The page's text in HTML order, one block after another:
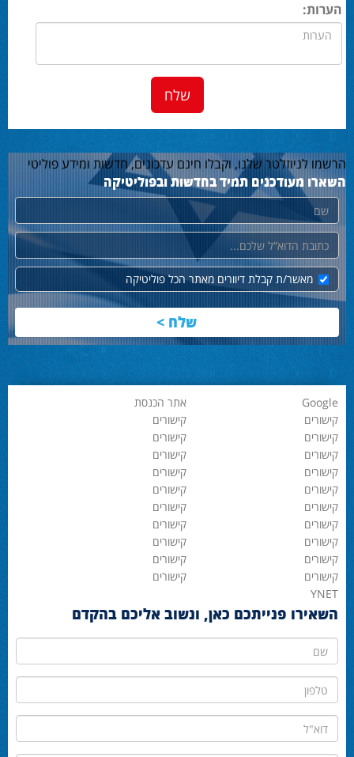
הערות:
הרשמו לניוזלטר שלנו, וקבלו חינם עדכונים, חדשות ומידע פוליטי
השארו מעודכנים תמיד בחדשות ובפוליטיקה
שם
דוא"ל
מאשר/ת קבלת דיוורים מאתר הכל פוליטיקה
Google אתר הכנסת
YNET
קישורים קישורים
קישורים קישורים
קישורים קישורים
קישורים קישורים
קישורים קישורים
קישורים קישורים
קישורים קישורים
קישורים קישורים
קישורים קישורים
קישורים קישורים
השאירו פנייתכם כאן, ונשוב אליכם בהקדם
שם
טלפון
דוא"ל